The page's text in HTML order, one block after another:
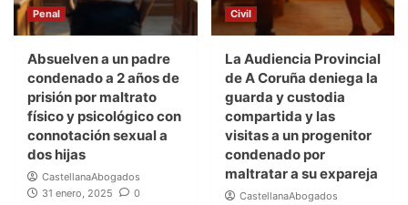
Penal
Absuelven a un padre
condenado a 2 años de
prisión por maltrato
físico y psicológico con
connotación sexual a
dos hijas
CastellanaAbogados
31 enero, 2025
0
Civil
La Audiencia Provincial
de A Coruña deniega la
guarda y custodia
compartida y las
visitas a un progenitor
condenado por
maltratar a su expareja
CastellanaAbogados